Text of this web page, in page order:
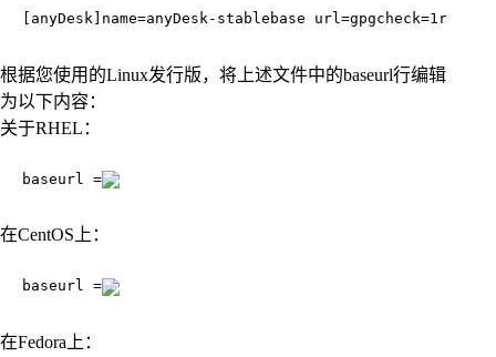
[anyDesk]name=anyDesk-stablebase
根据您使用的Linux发行版，将上述文件中的baseurl行编辑
为以下内容：
关于RHEL：
baseurl =
在CentOS上：
baseurl =
在Fedora上：